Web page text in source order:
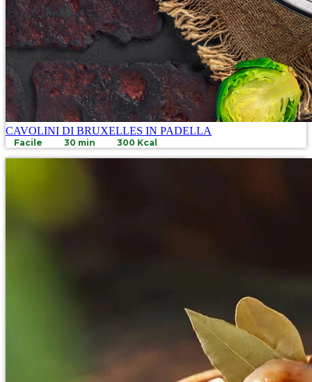
CAVOLINI DI BRUXELLES IN PADELLA
Facile 30 min 300 Kcal